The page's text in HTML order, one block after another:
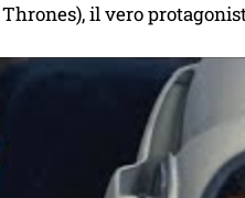
il vero